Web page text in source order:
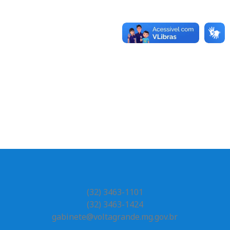
(32) 3463-1101
(32) 3463-1424
gabinete@voltagrande.mg.gov.br